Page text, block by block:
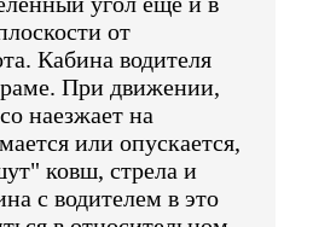
от
Кабина водителя
При движении,
наезжает на
или опускается,
ковш, стрела и
с водителем в это